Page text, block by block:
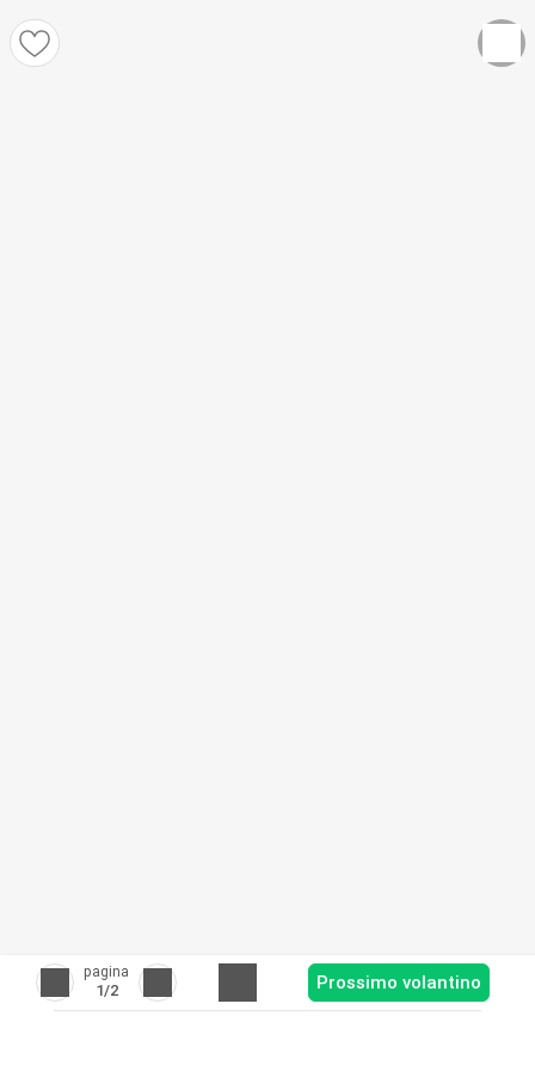
pagina
1/2 Prossimo volantino